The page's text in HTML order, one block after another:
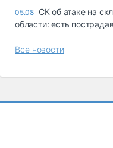
05.08 СК об атаке на
области: есть
Все новости